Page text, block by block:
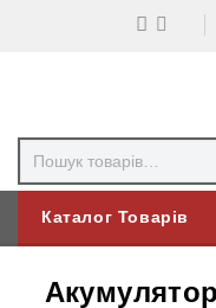
Каталог Товарів